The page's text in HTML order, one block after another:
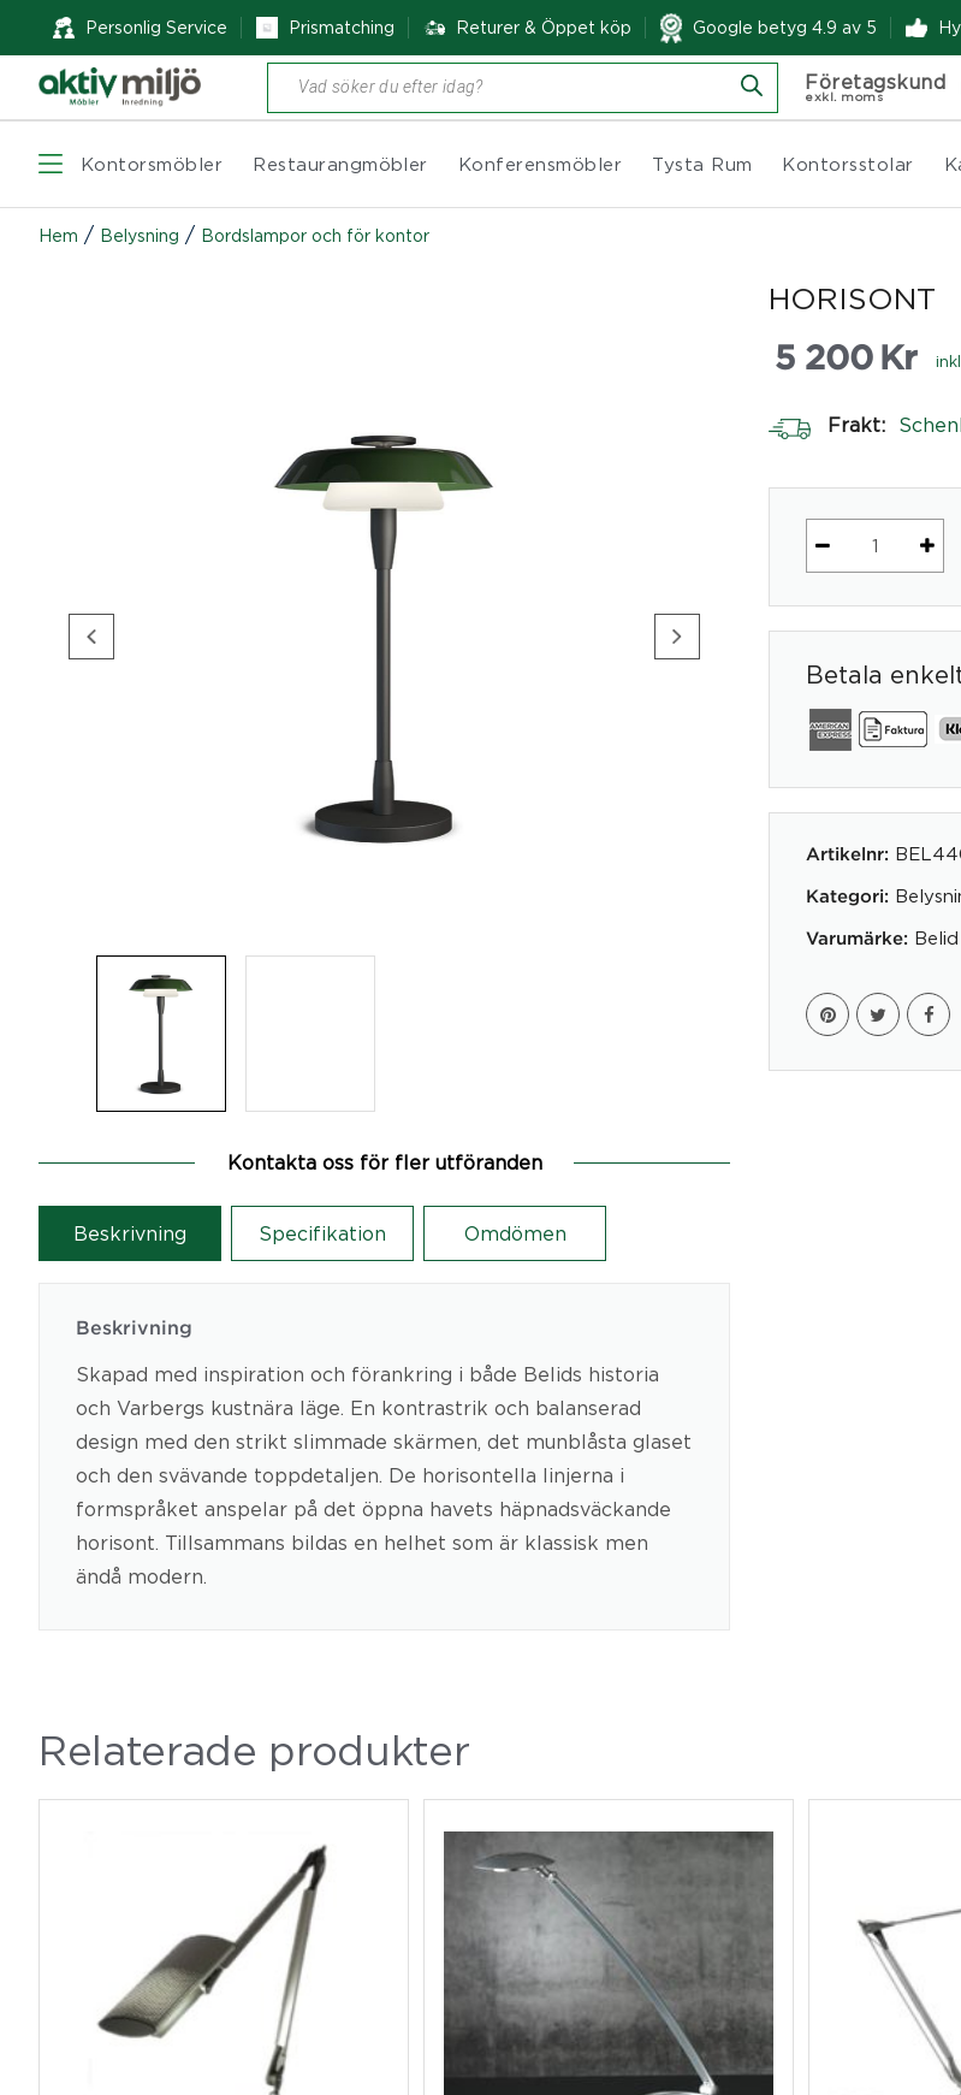
Personlig Service Prismatching Returer & Öppet köp Google betyg 4.9 av 5
Produktsökning Företagskund
exkl. moms
Kontorsmöbler Restaurangmöbler Konferensmöbler Tysta Rum Kontorsstolar
Hem / Belysning / Bordslampor och för kontor
Kontakta oss för fler utföranden
Beskrivning Specifikation Omdömen
Beskrivning
Skapad med inspiration och förankring i både Belids historia
och Varbergs kustnära läge. En kontrastrik och balanserad
design med den strikt slimmade skärmen, det munblåsta glaset
och den svävande toppdetaljen. De horisontella linjerna i
formspråket anspelar på det öppna havets häpnadsväckande
horisont. Tillsammans bildas en helhet som är klassisk men
ändå modern.
HORISONT
5 200 Kr
Frakt:
HORISONT
Betala
Artikelnr:
Kategori:
Varumärke: Belid
Relaterade produkter